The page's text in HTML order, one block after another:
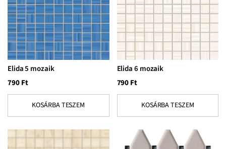
Elida 5 mozaik
790Ft
KOSÁRBA TESZEM
Elida 6 mozaik
790Ft
KOSÁRBA TESZEM